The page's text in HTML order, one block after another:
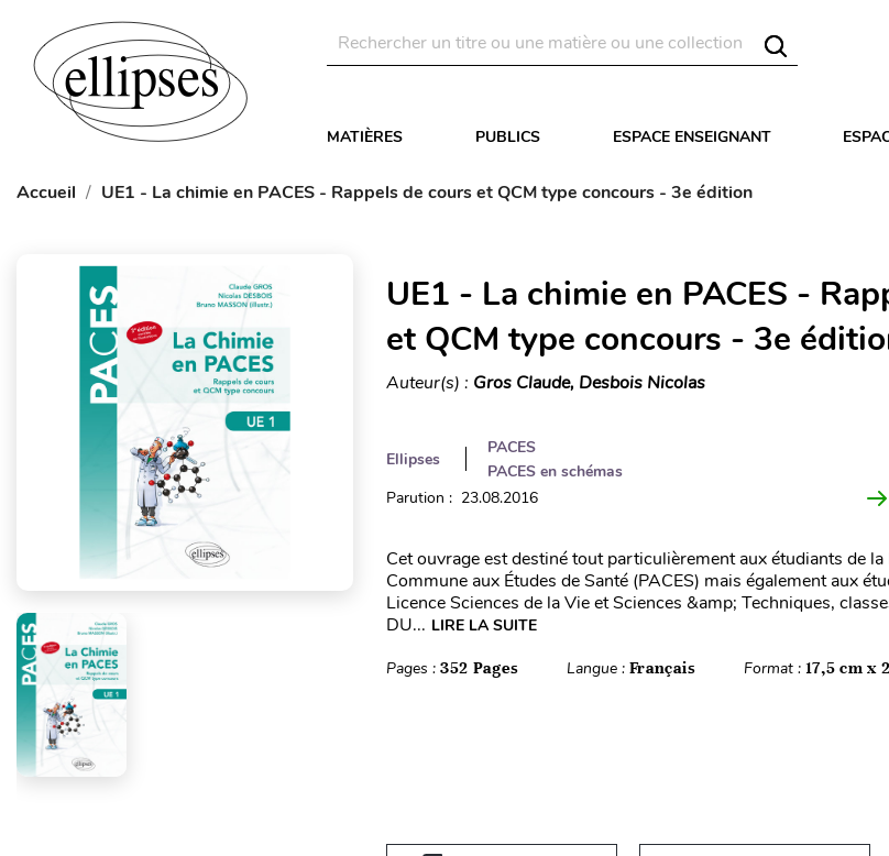
MATIÈRES PUBLICS ESPACE ENSEIGNANT
Accueil UE1 - La chimie en PACES - Rappels de cours et QCM type concours - 3e édition
UE1 - La chimie en PACES -
et QCM type concours - 3e
Auteur(s) : Gros Claude, Desbois Nicolas
Ellipses
PACES
PACES en schémas
Parution : 23.08.2016
Cet ouvrage est destiné tout particulièrement aux étudiants de
Commune aux Études de Santé (PACES) mais également aux
Licence Sciences de la Vie et Sciences &amp; Techniques,
DU... LIRE LA SUITE
Pages : 352 Pages Langue : Français Format : 17,5 cm x